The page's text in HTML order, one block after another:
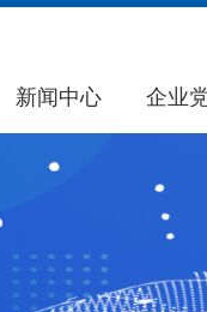
新闻中心 企业